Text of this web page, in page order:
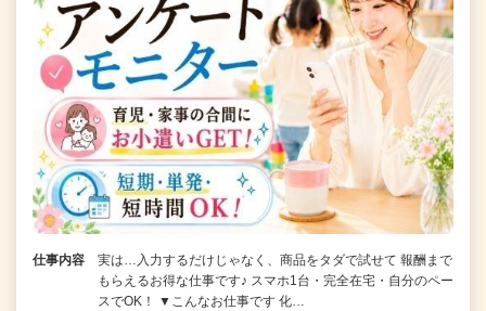
仕事内容
実は…入力するだけじゃなく、商品をタダで試せて 報酬まで
もらえるお得な仕事です♪ スマホ1台・完全在宅・自分のペー
スでOK！ ▼こんなお仕事です 化…